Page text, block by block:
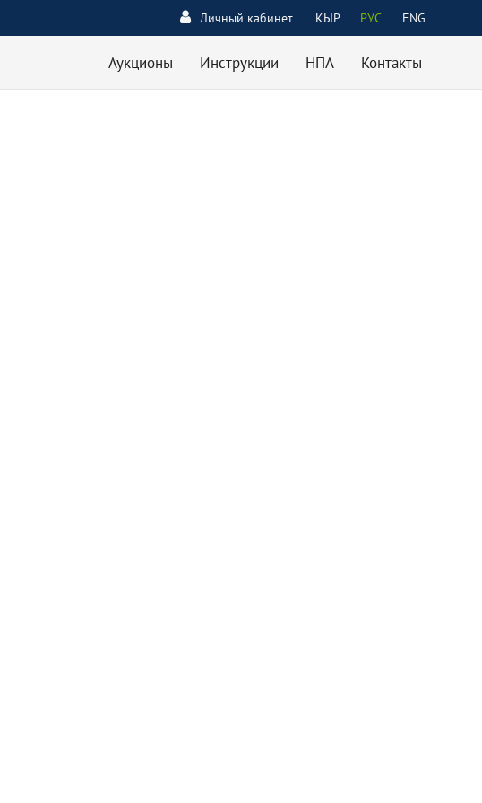
КЫР РУС ENG
Личный кабинет
Аукционы Инструкции НПА Контакты